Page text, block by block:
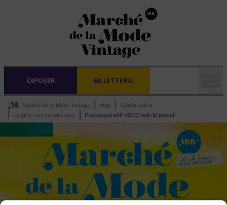
EXPOSER BILLETTERIE
Marché de la Mode Vintage Blog
Objets cultes
Le pin’s l’accessoire cool
Processed with VSCO with f2 preset